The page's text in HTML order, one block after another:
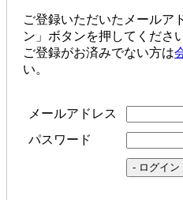
ご登録いただいたメールア
ン」ボタンを押してくださ
ご登録がお済みでない方は
い。
メールアドレス
パスワード